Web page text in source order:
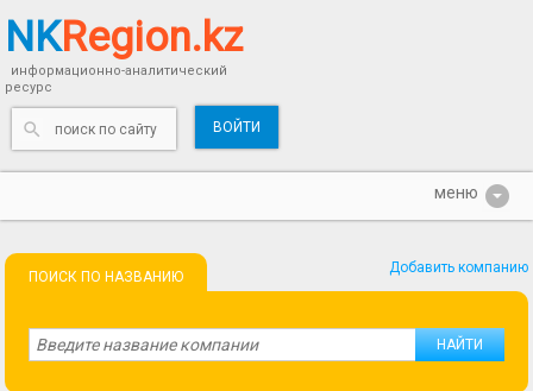
NKRegion.kz
информационно-аналитический
ресурс
ВОЙТИ
ПОИСК ПО НАЗВАНИЮ
Добавить компанию